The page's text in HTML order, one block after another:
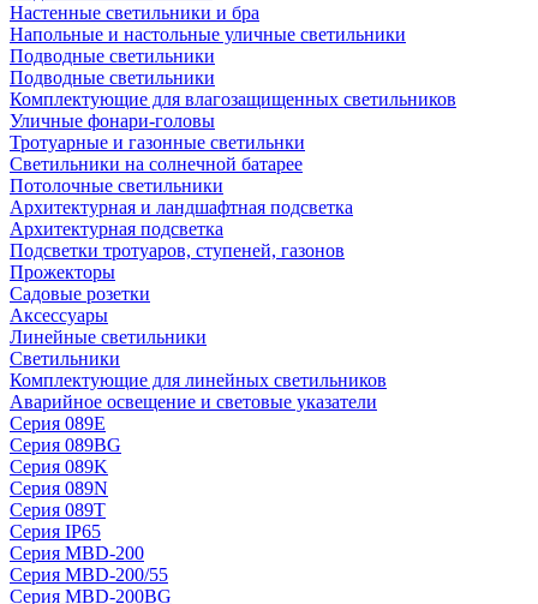
Настенные светильники и бра
Напольные и настольные уличные светильники
Подводные светильники
Подводные светильники
Комплектующие для влагозащищенных светильников
Уличные фонари-головы
Тротуарные и газонные светильнки
Светильники на солнечной батарее
Потолочные светильники
Архитектурная и ландшафтная подсветка
Архитектурная подсветка
Подсветки тротуаров, ступеней, газонов
Прожекторы
Садовые розетки
Аксессуары
Линейные светильники
Светильники
Комплектующие для линейных светильников
Аварийное освещение и световые указатели
Серия 089E
Серия 089BG
Серия 089K
Серия 089N
Серия 089T
Серия IP65
Серия MBD-200
Серия MBD-200/55
Серия MBD-200BG